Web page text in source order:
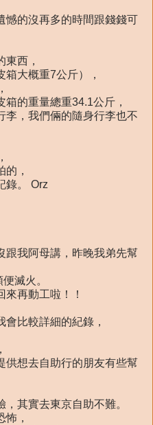
憾的沒再多的時間跟錢錢可
西，
大概重7公斤），
的重量總重34.1公斤，
李，我們倆的隨身行李也不
，
錄。 Orz
跟我阿母講，昨晚我弟先幫
滅火。
再動工啦！！
比較詳細的紀錄，
供想去自助行的朋友有些幫
其實去東京自助不難。
，